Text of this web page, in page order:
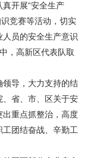
开展“安全生产
识竞赛等活动，切实
员的安全生产意识
，高新区代表队取
导，大力支持的结
省、市、区关于安
重点抓整治，高度
团结奋战、辛勤工